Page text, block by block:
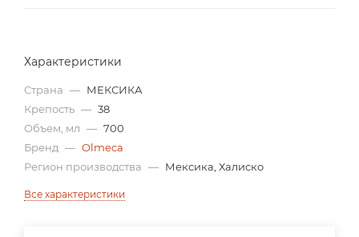
Характеристики
Страна — МЕКСИКА
Крепость — 38
Объем, мл — 700
Бренд — Olmeca
Регион производства — Мексика, Халиско
Все характеристики